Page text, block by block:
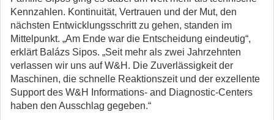
Kennzahlen. Kontinuität, Vertrauen und der Mut, den
nächsten Entwicklungsschritt zu gehen, standen im
Mittelpunkt. „Am Ende war die Entscheidung eindeutig“,
erklärt Balázs Sipos. „Seit mehr als zwei Jahrzehnten
verlassen wir uns auf W&H. Die Zuverlässigkeit der
Maschinen, die schnelle Reaktionszeit und der exzellente
Support des W&H Informations- and Diagnostic-Centers
haben den Ausschlag gegeben.“